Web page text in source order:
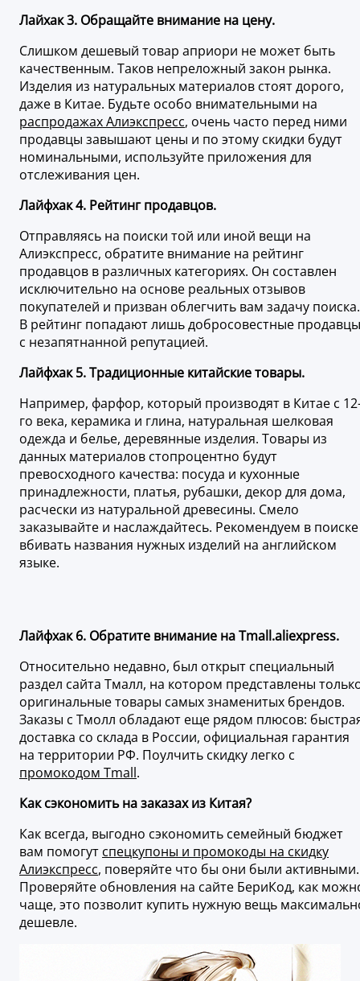
Лайхак 3. Обращайте внимание на цену.
Слишком дешевый товар априори не может быть
качественным. Таков непреложный закон рынка.
Изделия из натуральных материалов стоят дорого,
даже в Китае. Будьте особо внимательными на
распродажах Алиэкспресс, очень часто перед ними
продавцы завышают цены и по этому скидки будут
номинальными, используйте приложения для
отслеживания цен.
Лайфхак 4. Рейтинг продавцов.
Отправляясь на поиски той или иной вещи на
Алиэкспресс, обратите внимание на рейтинг
продавцов в различных категориях. Он составлен
исключительно на основе реальных отзывов
покупателей и призван облегчить вам задачу поиска.
В рейтинг попадают лишь добросовестные продавцы
с незапятнанной репутацией.
Лайфхак 5. Традиционные китайские товары.
Например, фарфор, который производят в Китае с
го века, керамика и глина, натуральная шелковая
одежда и белье, деревянные изделия. Товары из
данных материалов стопроцентно будут
превосходного качества: посуда и кухонные
принадлежности, платья, рубашки, декор для дома,
расчески из натуральной древесины. Смело
заказывайте и наслаждайтесь. Рекомендуем в поиске
вбивать названия нужных изделий на английском
языке.
Лайфхак 6. Обратите внимание на Tmall.aliexpress.
Относительно недавно, был открыт специальный
раздел сайта Тмалл, на котором представлены
оригинальные товары самых знаменитых брендов.
Заказы с Тмолл обладают еще рядом плюсов:
доставка со склада в России, официальная гарантия
на территории РФ. Поулчить скидку легко с
промокодом Tmall.
Как сэкономить на заказах из Китая?
Как всегда, выгодно сэкономить семейный бюджет
вам помогут спецкупоны и промокоды на скидку
Алиэкспресс, поверяйте что бы они были активными.
Проверяйте обновления на сайте БериКод, как
чаще, это позволит купить нужную вещь
дешевле.